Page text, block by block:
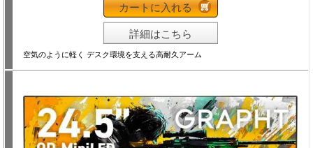
カートに入れる
詳細はこちら
空気のように軽く デスク環境を支える高耐久アーム